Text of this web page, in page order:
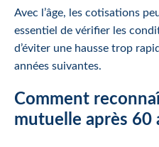
Avec l’âge, les cotisations
essentiel de vérifier les
d’éviter une hausse trop
années suivantes.
Comment
mutuelle après 60